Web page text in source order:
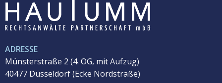
ADRESSE
Münsterstraße 2 (4. OG, mit Aufzug)
40477 Düsseldorf (Ecke Nordstraße)